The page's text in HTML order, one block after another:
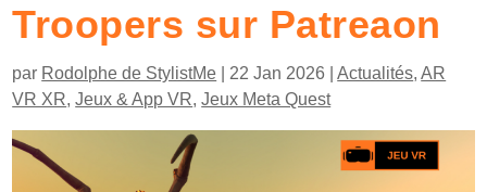
Troopers sur Patreaon
par Rodolphe de StylistMe 22 Jan 2026 |Actualités,AR
VR XR,Jeux & App VR,Jeux Meta Quest